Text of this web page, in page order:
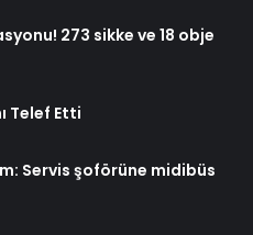
273 sikke ve 18 obje
Telef Etti
Servis şoförüne midibüs